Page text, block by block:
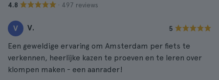
4.8 · 497 reviews
V V. 5
Een geweldige ervaring om Amsterdam per fiets te
verkennen, heerlijke kazen te proeven en te leren over
klompen maken - een aanrader!